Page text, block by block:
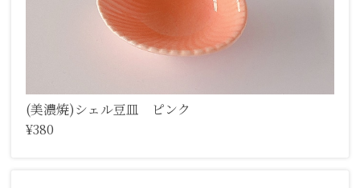
(美濃焼)シェル豆皿 ピンク
¥380